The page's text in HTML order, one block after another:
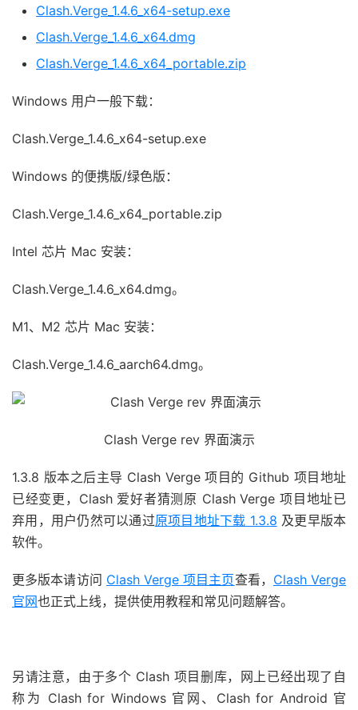
Clash.Verge_1.4.6_x64-setup.exe
Clash.Verge_1.4.6_x64.dmg
Clash.Verge_1.4.6_x64_portable.zip
Windows 用户一般下载：
Clash.Verge_1.4.6_x64-setup.exe
Windows 的便携版/绿色版：
Clash.Verge_1.4.6_x64_portable.zip
Intel 芯片 Mac 安装：
Clash.Verge_ 1.4.6 _x64.dmg。
M1、M2 芯片 Mac 安装：
Clash.Verge_ 1.4.6 _aarch64.dmg。
Clash Verge rev 界面演示
1.3.8 版本之后主导 Clash Verge 项目的 Github 项目地址
已经变更，Clash 爱好者猜测原 Clash Verge 项目地址已
弃用，用户仍然可以通过原项目地址下载 1.3.8 及更早版本
软件。
更多版本请访问 Clash Verge 项目主页查看， Clash Verge
官网也正式上线，提供使用教程和常见问题解答。
另请注意，由于多个 Clash 项目删库，网上已经出现了自
称为 Clash for Windows 官网、Clash for Android 官